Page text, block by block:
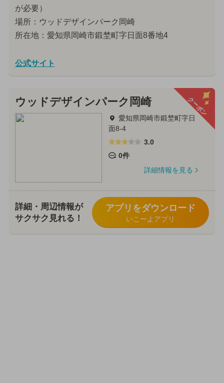
が必要）
場所：ウッドデザインパーク岡崎
所在地：愛知県岡崎市鍛埜町字日面8番地4
公式サイト
クーポン
ウッドデザインパーク岡崎
愛知県岡崎市鍛埜町字日
面8-4
3.0
0件
詳細情報を見る
詳細・周辺情報が
サクサク見れる！
アプリをダウンロード
いこーよアプリ